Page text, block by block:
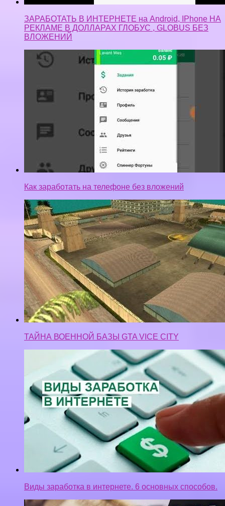
ЗАРАБОТАТЬ В ИНТЕРНЕТЕ на Android, IPhone НА
РЕКЛАМЕ В ДОЛЛАРАХ ГЛОБУС , GLOBUS БЕЗ
ВЛОЖЕНИЙ
Как заработать на телефоне без вложений
ТАЙНА ВОЕННОЙ БАЗЫ GTA VICE CITY
Виды заработка в интернете. 6 основных способов.